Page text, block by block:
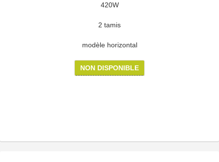
420W
2 tamis
modèle horizontal
NON DISPONIBLE